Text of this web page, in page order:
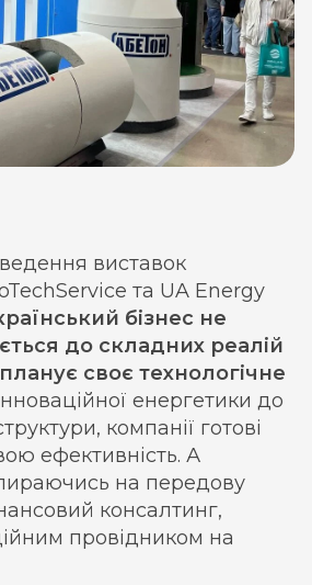
виставок
та UA Energy
бізнес не
до складних реалій
своє технологічне
енергетики до
компанії готові
ефективність. А
на передову
консалтинг,
провідником на